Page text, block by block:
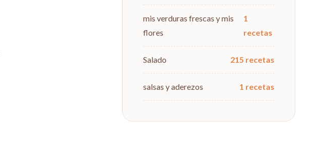
mis verduras frescas y mis
flores
1
recetas
Salado 215 recetas
salsas y aderezos 1 recetas